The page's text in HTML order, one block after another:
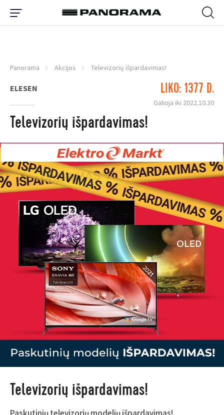
Panorama Akcijos Televizorių išpardavimas!
ELESEN LIKO: 1377 D.
Galioja iki 2022.10.30
Televizorių išpardavimas!
Televizorių išpardavimas!